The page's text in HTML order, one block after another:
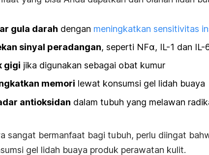
gula darah dengan meningkatkan sensitivitas
sinyal peradangan, seperti NFα, IL-1 dan IL-
gigi jika digunakan sebagai obat kumur
memori lewat konsumsi gel lidah buaya
antioksidan dalam tubuh yang melawan
sangat bermanfaat bagi tubuh, perlu diingat
gel lidah buaya produk perawatan kulit.